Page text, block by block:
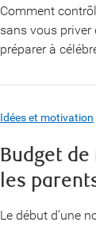
Comment
sans vous priver
préparer à
Idées et motivation
Budget
les
Le début d’une